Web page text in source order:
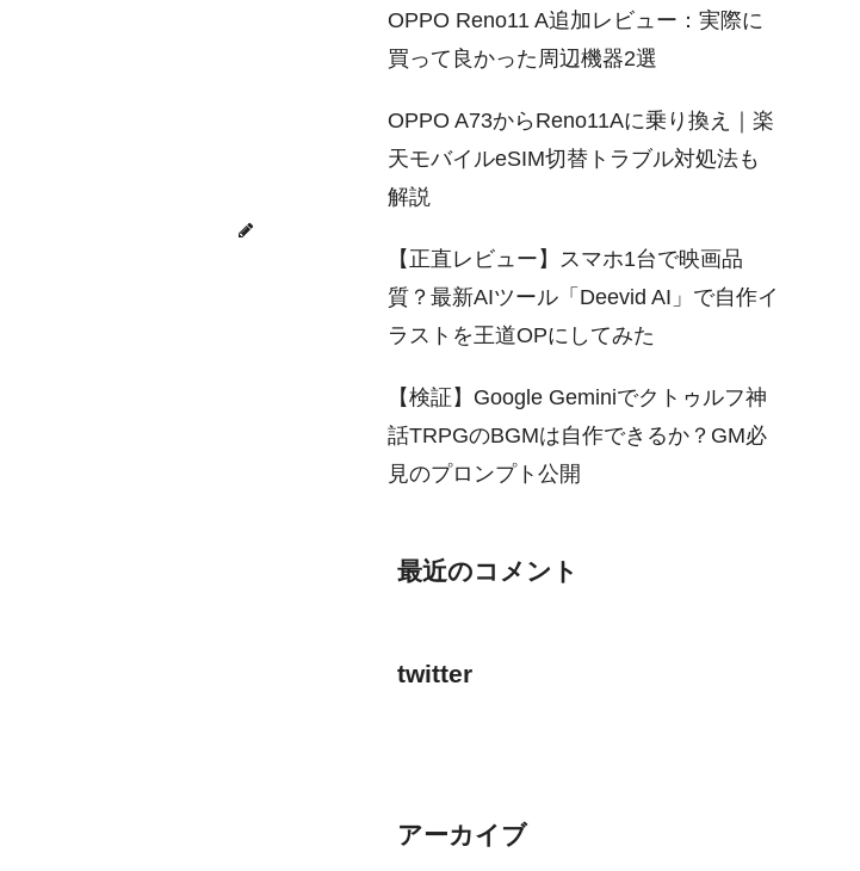
OPPO Reno11 A追加レビュー：実際に
買って良かった周辺機器2選
OPPO A73からReno11Aに乗り換え｜楽
天モバイルeSIM切替トラブル対処法も
解説
【正直レビュー】スマホ1台で映画品
質？最新AIツール「Deevid AI」で自作イ
ラストを王道OPにしてみた
【検証】Google Geminiでクトゥルフ神
話TRPGのBGMは自作できるか？GM必
見のプロンプト公開
最近のコメント
twitter
アーカイブ